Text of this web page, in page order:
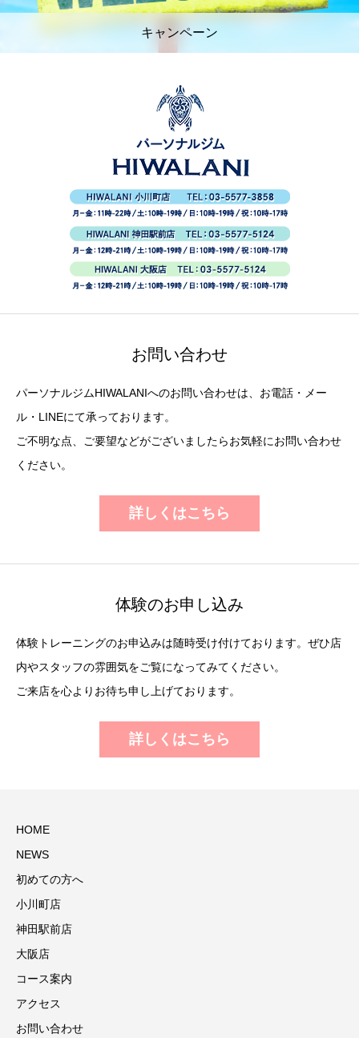
キャンペーン
お問い合わせ
パーソナルジムHIWALANIへのお問い合わせは、お電話・メー
ル・LINEにて承っております。
ご不明な点、ご要望などがございましたらお気軽にお問い合わせ
ください。
詳しくはこちら
体験のお申し込み
体験トレーニングのお申込みは随時受け付けております。ぜひ店
内やスタッフの雰囲気をご覧になってみてください。
ご来店を心よりお待ち申し上げております。
詳しくはこちら
HOME
NEWS
初めての方へ
小川町店
神田駅前店
大阪店
コース案内
アクセス
お問い合わせ